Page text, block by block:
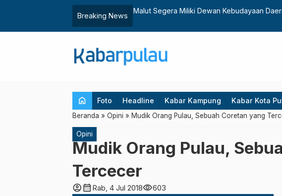
Breaking News
Malut Segera Miliki Dewan Kebudayaan
home Foto Headline Kabar Kampung Kabar Kota
Beranda » Opini » Mudik Orang Pulau, Sebuah Coretan yang
Opini
Mudik Orang Pulau,
Tercecer
account_circlecalendar_month Rab, 4 Jul 2018visibility603